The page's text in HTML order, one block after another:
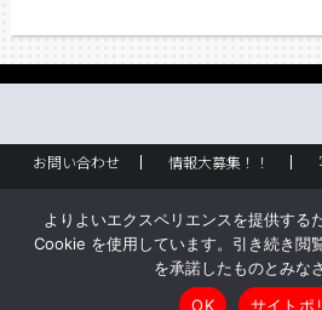
お問い合わせ 情報大募集！！
企業情報
創刊のご挨拶 サイト
Copyright © ジュニアアスリート
よりよいエクスペリエンスを提供する
Cookie を使用しています。引き続き閲
を承諾したものとみな
OK
サイトポ